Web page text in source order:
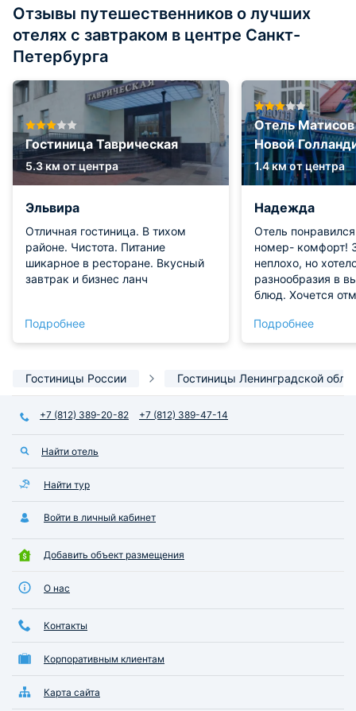
Отзывы путешественников о лучших
отелях с завтраком в центре Санкт-
Петербурга
Гостиница Таврическая
5.3 км от центра
Эльвира
Отличная гостиница. В тихом
районе. Чистота. Питание
шикарное в ресторане. Вкусный
завтрак и бизнес ланч
Подробнее
Отель
Новой
1.4 км от центра
Надежда
Отель
номер- комфорт!
неплохо, но
разнообразия в
блюд. Хочется
Сулимана- за
внимательность.
Подробнее
Гостиницы России Гостиницы Ленинградской
+7 (812) 389-20-82 +7 (812) 389-47-14
Найти отель
Найти тур
Войти в личный кабинет
Добавить объект размещения
О нас
Контакты
Корпоративным клиентам
Карта сайта